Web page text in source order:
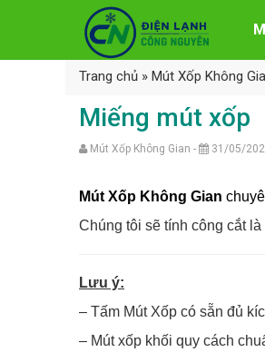
Trang chủ » Mút Xốp Không
Miếng mút xốp
Mút Xốp Không Gian - 31/05/
Mút Xốp Không Gian
Chúng tôi sẽ tính công cắt là
Lưu ý:
– Tấm Mút Xốp có sẵn đủ
– Mút xốp khối quy cách